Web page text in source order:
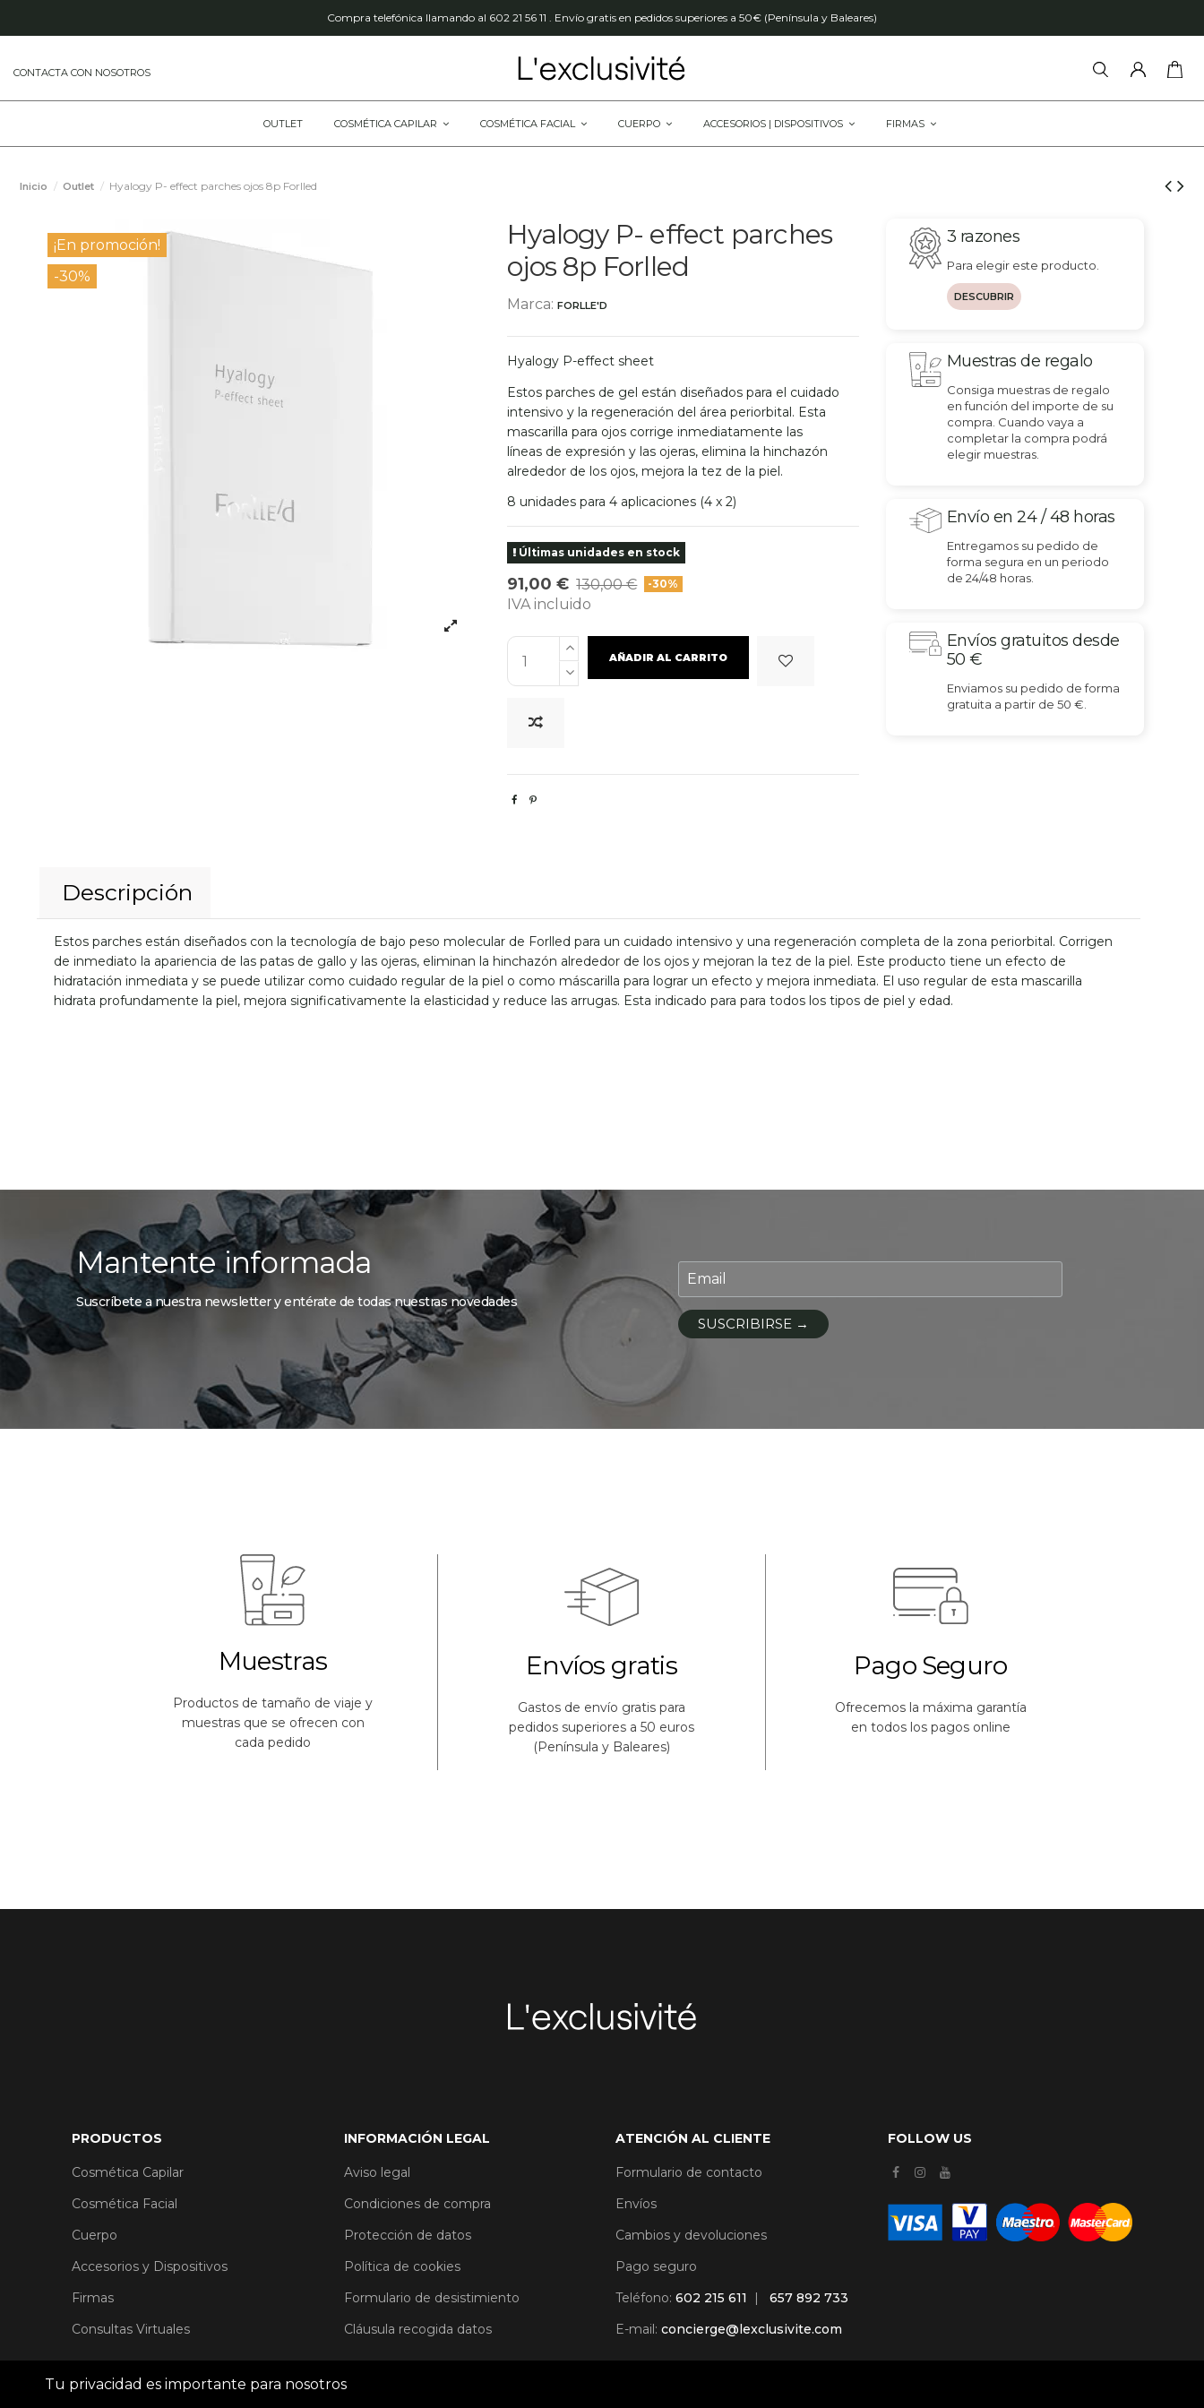
Compra telefónica llamando al 602 21 56 11 . Envío gratis en pedidos superiores a 50€ (Península y Baleares)
CONTACTA CON NOSOTROS
OUTLET COSMÉTICA CAPILAR COSMÉTICA FACIAL CUERPO ACCESORIOS | DISPOSITIVOS FIRMAS
Inicio Outlet Hyalogy P- effect parches ojos 8p Forlled
¡En promoción!
-30%
Hyalogy P- effect parches
ojos 8p Forlled
Marca: FORLLE'D
Hyalogy P-effect sheet
Estos parches de gel están diseñados para el cuidado
intensivo y la regeneración del área periorbital. Esta
mascarilla para ojos corrige inmediatamente las
líneas de expresión y las ojeras, elimina la hinchazón
alrededor de los ojos, mejora la tez de la piel.
8 unidades para 4 aplicaciones (4 x 2)
Últimas unidades en stock
91,00 € 130,00 € -30%
IVA incluido
AÑADIR AL CARRITO
3 razones
Para elegir este producto.
DESCUBRIR
Muestras de regalo
Consiga muestras de regalo
en función del importe de su
compra. Cuando vaya a
completar la compra podrá
elegir muestras.
Envío en 24 / 48 horas
Entregamos su pedido de
forma segura en un periodo
de 24/48 horas.
Envíos gratuitos desde
50 €
Enviamos su pedido de forma
gratuita a partir de 50 €.
Descripción
Estos parches están diseñados con la tecnología de bajo peso molecular de Forlled para un cuidado intensivo y una regeneración completa de la zona periorbital. Corrigen
de inmediato la apariencia de las patas de gallo y las ojeras, eliminan la hinchazón alrededor de los ojos y mejoran la tez de la piel. Este producto tiene un efecto de
hidratación inmediata y se puede utilizar como cuidado regular de la piel o como máscarilla para lograr un efecto y mejora inmediata. El uso regular de esta mascarilla
hidrata profundamente la piel, mejora significativamente la elasticidad y reduce las arrugas. Esta indicado para para todos los tipos de piel y edad.
Mantente informada
Suscríbete a nuestra newsletter y entérate de todas nuestras novedades
Muestras
Productos de tamaño de viaje y
muestras que se ofrecen con
cada pedido
Envíos gratis
Gastos de envío gratis para
pedidos superiores a 50 euros
(Península y Baleares)
Pago Seguro
Ofrecemos la máxima garantía
en todos los pagos online
PRODUCTOS
Cosmética Capilar
Cosmética Facial
Cuerpo
Accesorios y Dispositivos
Firmas
Consultas Virtuales
INFORMACIÓN LEGAL
Aviso legal
Condiciones de compra
Protección de datos
Política de cookies
Formulario de desistimiento
Cláusula recogida datos
ATENCIÓN AL CLIENTE
Formulario de contacto
Envíos
Cambios y devoluciones
Pago seguro
Teléfono: 602 215 611
657 892 733
E-mail: concierge@lexclusivite.com
FOLLOW US
Tu privacidad es importante para nosotros